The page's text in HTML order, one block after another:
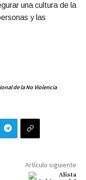
una cultura de la
y las
de la No Violencia
Artículo siguiente